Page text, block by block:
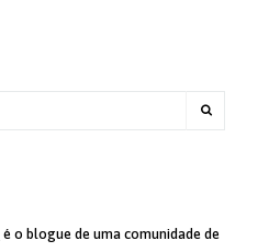
é o blogue de uma comunidade de